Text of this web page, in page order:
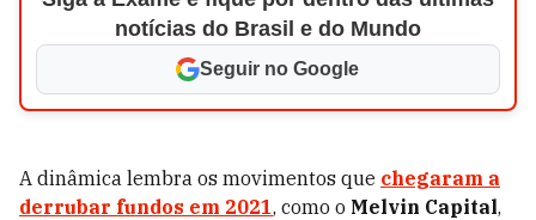
notícias do Brasil e do Mundo
Seguir no Google
A dinâmica lembra os movimentos que chegaram a
derrubar fundos em 2021, como o Melvin Capital,